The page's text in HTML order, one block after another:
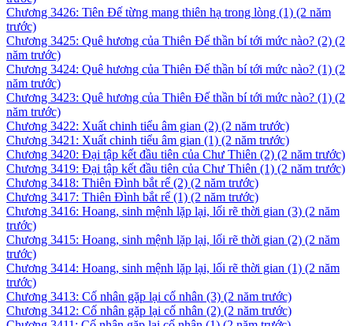
Chương 3426: Tiên Đế từng mang thiên hạ trong lòng (1) (2 năm
trước)
Chương 3425: Quê hương của Thiên Đế thần bí tới mức nào? (2) (2
năm trước)
Chương 3424: Quê hương của Thiên Đế thần bí tới mức nào? (1) (2
năm trước)
Chương 3423: Quê hương của Thiên Đế thần bí tới mức nào? (1) (2
năm trước)
Chương 3422: Xuất chinh tiểu âm gian (2) (2 năm trước)
Chương 3421: Xuất chinh tiểu âm gian (1) (2 năm trước)
Chương 3420: Đại tập kết đầu tiên của Chư Thiên (2) (2 năm trước)
Chương 3419: Đại tập kết đầu tiên của Chư Thiên (1) (2 năm trước)
Chương 3418: Thiên Đình bắt rể (2) (2 năm trước)
Chương 3417: Thiên Đình bắt rể (1) (2 năm trước)
Chương 3416: Hoang, sinh mệnh lặp lại, lối rẽ thời gian (3) (2 năm
trước)
Chương 3415: Hoang, sinh mệnh lặp lại, lối rẽ thời gian (2) (2 năm
trước)
Chương 3414: Hoang, sinh mệnh lặp lại, lối rẽ thời gian (1) (2 năm
trước)
Chương 3413: Cố nhân gặp lại cố nhân (3) (2 năm trước)
Chương 3412: Cố nhân gặp lại cố nhân (2) (2 năm trước)